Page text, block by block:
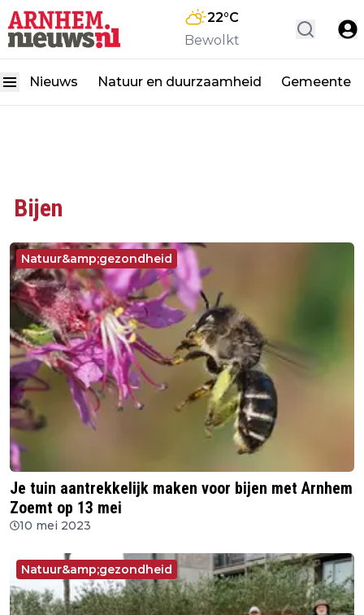
22°C
Bewolkt
Nieuws Natuur en duurzaamheid Gemeente
Bijen
Natuur&amp;gezondheid
Je tuin aantrekkelijk maken voor bijen met Arnhem
Zoemt op 13 mei
10 mei 2023
Natuur&amp;gezondheid